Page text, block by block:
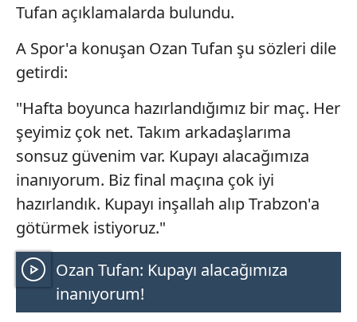
Tufan açıklamalarda bulundu.
A Spor'a konuşan Ozan Tufan şu sözleri dile
getirdi:
"Hafta boyunca hazırlandığımız bir maç. Her
şeyimiz çok net. Takım arkadaşlarıma
sonsuz güvenim var. Kupayı alacağımıza
inanıyorum. Biz final maçına çok iyi
hazırlandık. Kupayı inşallah alıp Trabzon'a
götürmek istiyoruz."
Ozan Tufan: Kupayı alacağımıza
inanıyorum!